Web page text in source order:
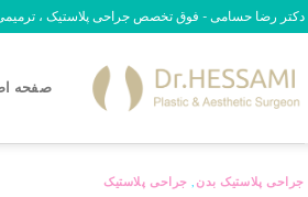
دکتر رضا حسامی - فوق تخصص جراحی پلاستیک ، ترمیمی و
صفحه
جراحی پلاستیک بدن جراحی پلاستیک